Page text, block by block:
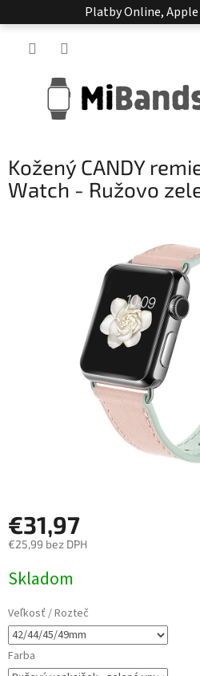
na
Platby Online, Apple
Kožený CANDY
Watch - Ružovo
€31,97
€25,99 bez DPH
cena:
Skladom
Veľkosť / Rozteč
Farba